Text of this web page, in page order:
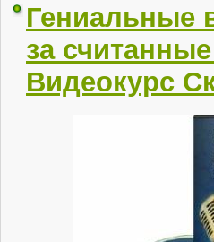
Гениальные
за
Видеокурс